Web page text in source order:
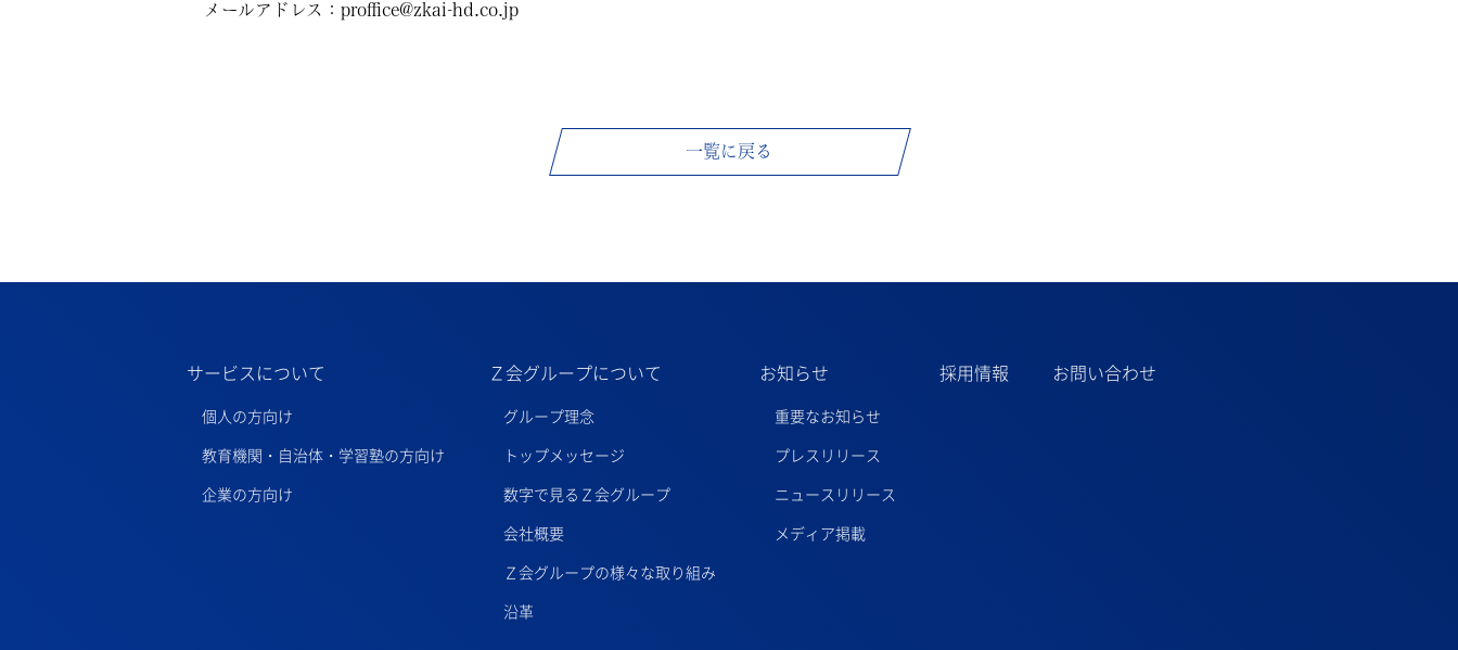
メールアドレス：proffice@zkai-hd.co.jp
一覧に戻る
サービスについて
個人の方向け
教育機関・自治体・学習塾の方向け
企業の方向け
Ｚ会グループについて
グループ理念
トップメッセージ
数字で見るＺ会グループ
会社概要
Ｚ会グループの様々な取り組み
沿革
お知らせ
重要なお知らせ
プレスリリース
ニュースリリース
メディア掲載
採用情報 お問い合わせ